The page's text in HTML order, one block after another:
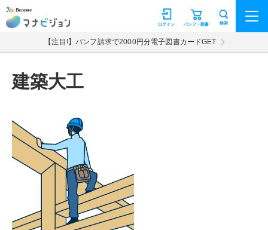
マナビジョン パンフ・願書
ログイン 検索
【注目!】パンフ請求で2000円分電子図書カードGET
建築大工